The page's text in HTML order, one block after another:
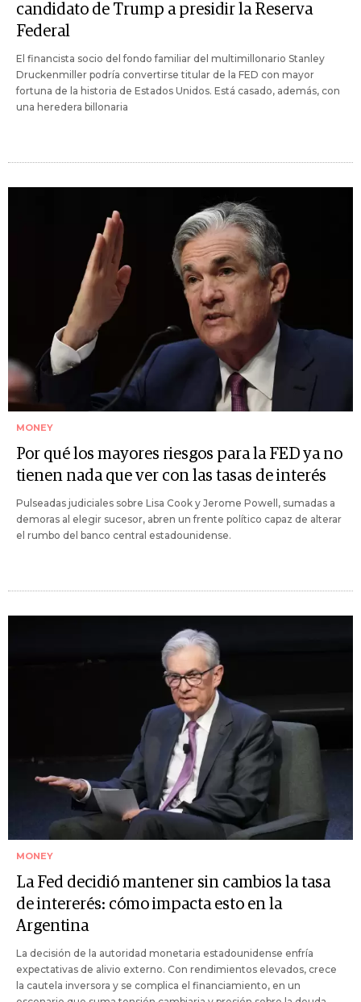
candidato de Trump a presidir la Reserva
Federal
El financista socio del fondo familiar del multimillonario Stanley
Druckenmiller podría convertirse titular de la FED con mayor
fortuna de la historia de Estados Unidos. Está casado, además, con
una heredera billonaria
MONEY
Por qué los mayores riesgos para la FED ya no
tienen nada que ver con las tasas de interés
Pulseadas judiciales sobre Lisa Cook y Jerome Powell, sumadas a
demoras al elegir sucesor, abren un frente político capaz de alterar
el rumbo del banco central estadounidense.
MONEY
La Fed decidió mantener sin cambios la tasa
de intererés: cómo impacta esto en la
Argentina
La decisión de la autoridad monetaria estadounidense enfría
expectativas de alivio externo. Con rendimientos elevados, crece
la cautela inversora y se complica el financiamiento, en un